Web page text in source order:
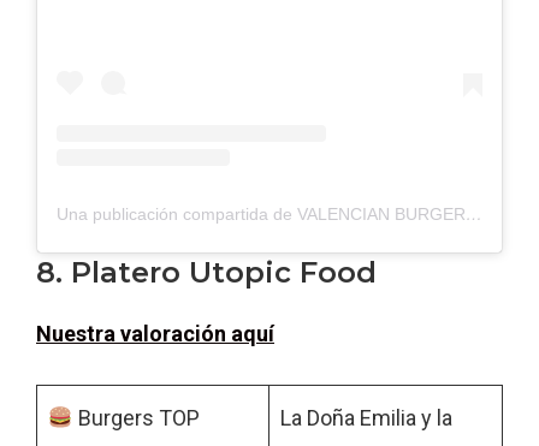
Una publicación compartida de VALENCIAN BURGER LOVERS (@valencianburgerlovers)
8. Platero Utopic Food
Nuestra valoración aquí
Burgers TOP
La Doña Emilia y la